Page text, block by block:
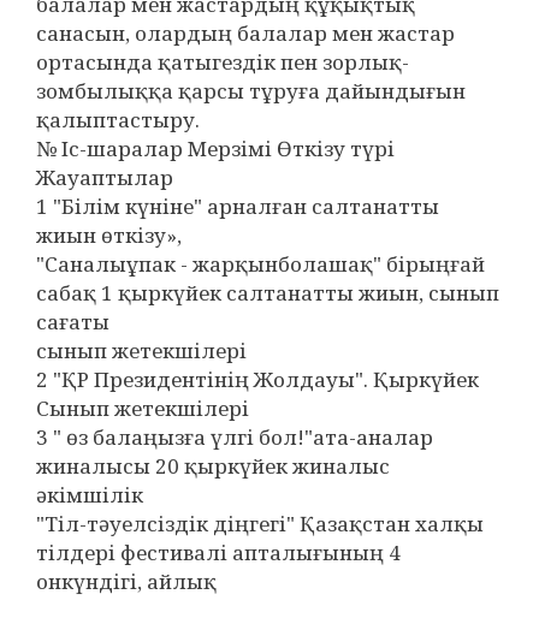
санасын, олардың балалар мен жастар
ортасында қатыгездік пен зорлық-
зомбылыққа қарсы тұруға дайындығын
қалыптастыру.
№ Іс-шаралар Мерзімі Өткізу түрі
Жауаптылар
1 "Білім күніне" арналған салтанатты
жиын өткізу»,
"Саналыұпак - жарқынболашақ" бірыңғай
сабақ 1 қыркүйек салтанатты жиын, сынып
сағаты
сынып жетекшілері
2 "ҚР Президентінің Жолдауы". Қыркүйек
Сынып жетекшілері
3 " өз балаңызға үлгі бол!"ата-аналар
жиналысы 20 қыркүйек жиналыс
әкімшілік
"Тіл-тәуелсіздік діңгегі" Қазақстан халқы
тілдері фестивалі апталығының 4
онкүндігі, айлық